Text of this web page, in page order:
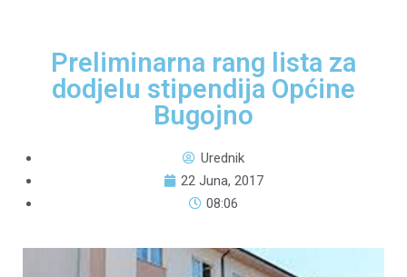
Preliminarna rang lista za
dodjelu stipendija Općine
Bugojno
Urednik
22 Juna, 2017
08:06